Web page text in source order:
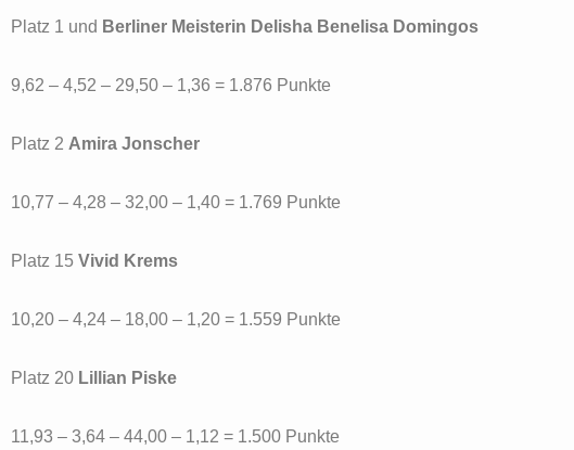
Platz 1 und Berliner Meisterin Delisha Benelisa Domingos
9,62 – 4,52 – 29,50 – 1,36 = 1.876 Punkte
Platz 2 Amira Jonscher
10,77 – 4,28 – 32,00 – 1,40 = 1.769 Punkte
Platz 15 Vivid Krems
10,20 – 4,24 – 18,00 – 1,20 = 1.559 Punkte
Platz 20 Lillian Piske
11,93 – 3,64 – 44,00 – 1,12 = 1.500 Punkte